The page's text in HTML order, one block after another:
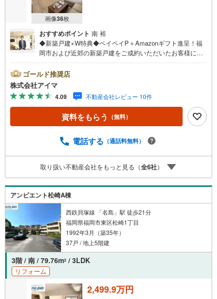
画像36枚
おすすめポイント 南 裕
◆新築戸建×W特典◆ペイペイP＋Amazonギフト進呈！福
岡市および近郊の新築戸建をご成約いただいたお客様に、
当社独自の企業努力によるキャンペーンで、他では手に入
りません。特典は期間限定・数量限定のため、お早めにご
相談ください。さらに大手ネット銀行と提携し低金利住宅
ローンをご案内。お借入期間01～40年:金利0.949％、41～5
0年:1.349％と、利上げ前の今こそ注目の水準です。他金融
機関とも多数提携し、福岡市内・郊外で新築戸建をご検討
ンをご提案します。平日・夜間の現地案内や、ご自宅・最
のお借入れがある方も大歓迎！【キャンペーン期間:2026年
9月30日まで】福岡市内・郊外の新築戸建情報を豊富にご用
意し、初めての方も安心してご相談いただけます。まずは
お気軽にお問い合わせくださいませ。
ゴールド推奨店
株式会社アイマ
4.09 不動産会社レビュー 10件
資料をもらう （無料）
電話する （通話料無料）
取り扱い不動産会社をもっと見る（全6社）
アンビエント松崎A棟
西鉄貝塚線 「名島」駅 徒歩21分
福岡県福岡市東区松崎1丁目
1992年3月（築35年）
37戸 / 地上5階建
3階 / 南 / 79.76m2 / 3LDK
リフォーム
2,499.9万円